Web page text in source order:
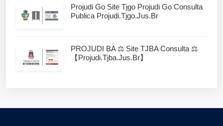
Projudi Go Site Tjgo Projudi Go Consulta
Publica Projudi.tjgo.jus.br
PROJUDI BA ⚖️ Site TJBA Consulta ⚖️
【projudi.tjba.jus.br】